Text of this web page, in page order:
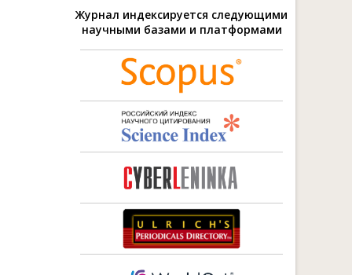
Журнал индексируется следующими
научными базами и платформами